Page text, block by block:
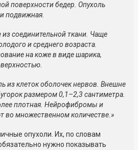
поверхности бедер. Опухоль
подвижная.
соединительной ткани. Чаще
и среднего возраста.
на коже в виде шарика,
из клеток оболочек нервов. Внешне
размером 0,1–2,3 сантиметра.
плотная. Нейрофибромы и
во множественном количестве.»
опухоли. Их, по словам
нужно показывать